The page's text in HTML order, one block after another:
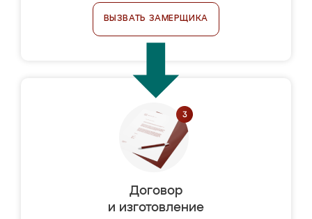
ВЫЗВАТЬ ЗАМЕРЩИКА
Договор
и изготовление